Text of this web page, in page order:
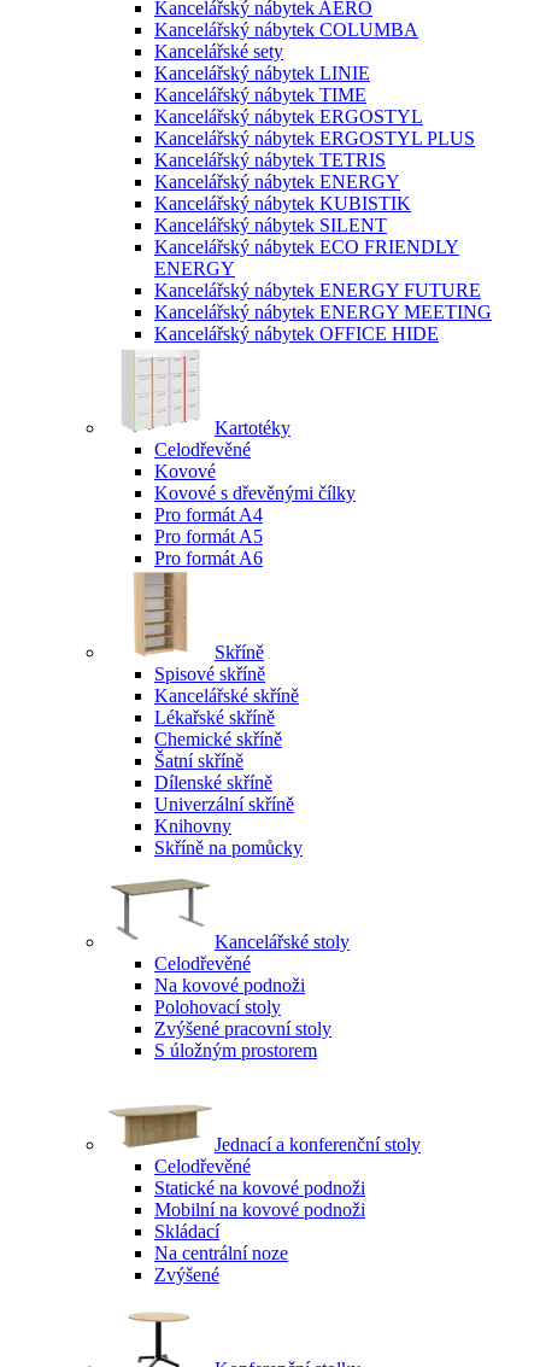
Kancelářský nábytek AERO
Kancelářský nábytek COLUMBA
Kancelářské sety
Kancelářský nábytek LINIE
Kancelářský nábytek TIME
Kancelářský nábytek ERGOSTYL
Kancelářský nábytek ERGOSTYL PLUS
Kancelářský nábytek TETRIS
Kancelářský nábytek ENERGY
Kancelářský nábytek KUBISTIK
Kancelářský nábytek SILENT
Kancelářský nábytek ECO FRIENDLY
ENERGY
Kancelářský nábytek ENERGY FUTURE
Kancelářský nábytek ENERGY MEETING
Kancelářský nábytek OFFICE HIDE
Kartotéky
Celodřevěné
Kovové
Kovové s dřevěnými čílky
Pro formát A4
Pro formát A5
Pro formát A6
Skříně
Spisové skříně
Kancelářské skříně
Lékařské skříně
Chemické skříně
Šatní skříně
Dílenské skříně
Univerzální skříně
Knihovny
Skříně na pomůcky
Kancelářské stoly
Celodřevěné
Na kovové podnoži
Polohovací stoly
Zvýšené pracovní stoly
S úložným prostorem
Jednací a konferenční stoly
Celodřevěné
Statické na kovové podnoži
Mobilní na kovové podnoži
Skládací
Na centrální noze
Zvýšené